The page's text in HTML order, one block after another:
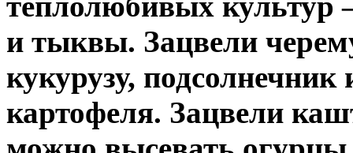
и тыквы. Зацвели
кукурузу, подсолнечник
картофеля. Зацвели